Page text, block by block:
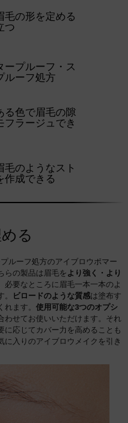
毛の形を定める
つ
ープルーフ・ス
ルーフ処方
る色で眉毛の隙
フラージュでき
毛のようなスト
作成できる
る
ルーフ処方のアイブロウポマー
らの製品は眉毛を より強く・より
必要なところに眉毛一本一本のよ
ビロードのような質感は塗布す
ます。 使用可能な3つのオプシ
わせてお使いいただけます。それ
に応じてカバー力を高めることも
入りのアイブロウメイクを引き